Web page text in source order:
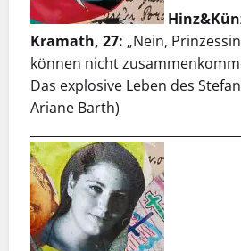
Kramath, 27: „Nein,
können nicht
Das explosive Leben des
Ariane Barth)